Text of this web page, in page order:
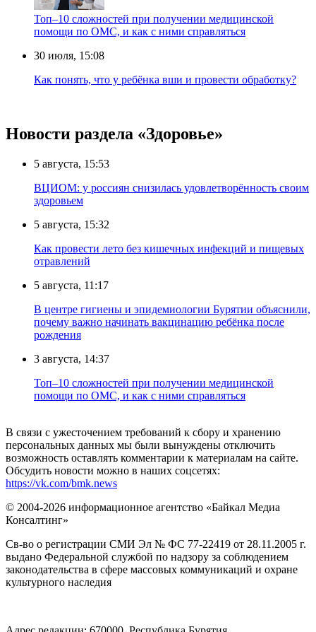
Топ–10 сложностей при получении медицинской
помощи по ОМС, и как с ними справляться
30 июля, 15:08
Как понять, что у ребёнка вши и провести обработку?
Новости раздела «Здоровье»
5 августа, 15:53
ВЦИОМ: у россиян снизилась удовлетворённость своим
здоровьем
5 августа, 15:32
Как провести лето без кишечных инфекций и пищевых
отравлений
5 августа, 11:17
В центре гигиены и эпидемиологии Бурятии объяснили,
почему важно начинать вакцинацию ребёнка после
рождения
3 августа, 14:37
Топ–10 сложностей при получении медицинской
помощи по ОМС, и как с ними справляться
В связи с ужесточением требований к сбору и хранению
персональных данных мы были вынуждены отключить
возможность оставлять комментарии к материалам на сайте.
Обсудить новости можно в наших соцсетях:
https://vk.com/bmk.news
© 2004-2026 информационное агентство «Байкал Медиа
Консалтинг»
Св-во о регистрации СМИ Эл № ФС 77-22419 от 28.11.2005 г.
выдано Федеральной службой по надзору за соблюдением
законодательства в сфере массовых коммуникаций и охране
культурного наследия